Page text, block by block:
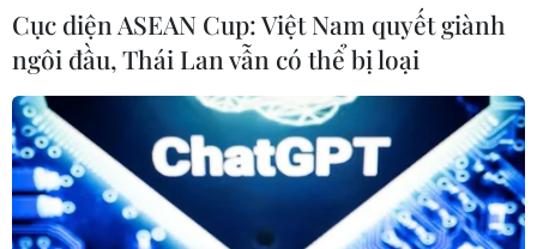
TP Hồ Chí Minh: Dự án mở rộng
đường Phạm Văn Bạch vẫn dang dở
sau 20 năm
06/08/2026 06:56
Đầu tư hơn 6.209 tỷ đồng hoàn thiện
Cục diện ASEAN Cup: Việt Nam quyết giành
ngôi đầu, Thái Lan vẫn có thể bị loại